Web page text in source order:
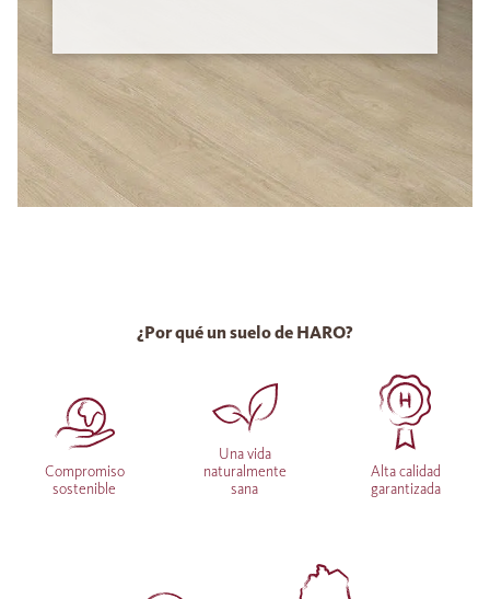
¿Por qué un suelo de HARO?
Compromiso
sostenible
Una vida
naturalmente
sana
Alta calidad
garantizada